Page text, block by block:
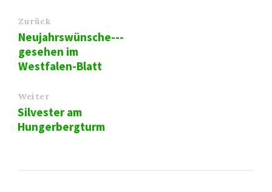
Zurück
Neujahrswünsche---
gesehen im
Westfalen-Blatt
Weiter
Silvester am
Hungerbergturm